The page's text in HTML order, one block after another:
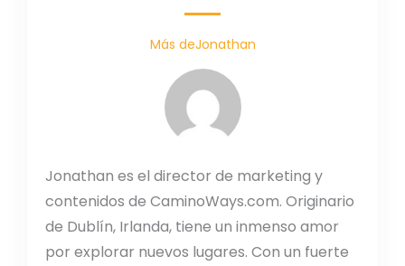
Más deJonathan
Jonathan es el director de marketing y
contenidos de CaminoWays.com. Originario
de Dublín, Irlanda, tiene un inmenso amor
por explorar nuevos lugares. Con un fuerte